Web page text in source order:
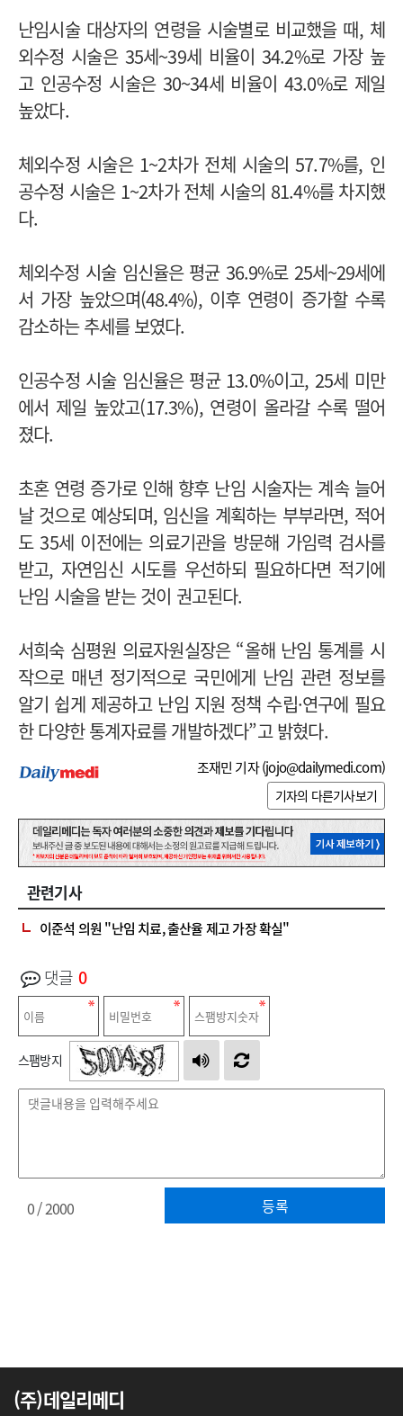
난임시술 대상자의 연령을 시술별로 비교했을 때, 체
외수정 시술은 35세~39세 비율이 34.2%로 가장 높
고 인공수정 시술은 30~34세 비율이 43.0%로 제일
높았다.
체외수정 시술은 1~2차가 전체 시술의 57.7%를, 인
공수정 시술은 1~2차가 전체 시술의 81.4%를 차지했
다.
체외수정 시술 임신율은 평균 36.9%로 25세~29세에
서 가장 높았으며(48.4%), 이후 연령이 증가할 수록
감소하는 추세를 보였다.
인공수정 시술 임신율은 평균 13.0%이고, 25세 미만
에서 제일 높았고(17.3%), 연령이 올라갈 수록 떨어
졌다.
초혼 연령 증가로 인해 향후 난임 시술자는 계속 늘어
날 것으로 예상되며, 임신을 계획하는 부부라면, 적어
도 35세 이전에는 의료기관을 방문해 가임력 검사를
받고, 자연임신 시도를 우선하되 필요하다면 적기에
난임 시술을 받는 것이 권고된다.
서희숙 심평원 의료자원실장은 “올해 난임 통계를 시
작으로 매년 정기적으로 국민에게 난임 관련 정보를
알기 쉽게 제공하고 난임 지원 정책 수립·연구에 필요
한 다양한 통계자료를 개발하겠다”고 밝혔다.
조재민 기자 (jojo@dailymedi.com)
기자의 다른기사보기
관련기사
이준석 의원 "난임 치료, 출산율 제고 가장 확실"
댓글 0
스팸방지
등록
0/ 2000
(주)데일리메디